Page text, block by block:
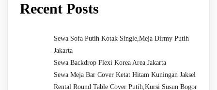
Recent Posts
Sewa Sofa Putih Kotak Single,Meja Dirmy Putih
Jakarta
Sewa Backdrop Flexi Korea Area Jakarta
Sewa Meja Bar Cover Ketat Hitam Kuningan Jaksel
Rental Round Table Cover Putih,Kursi Susun Bogor